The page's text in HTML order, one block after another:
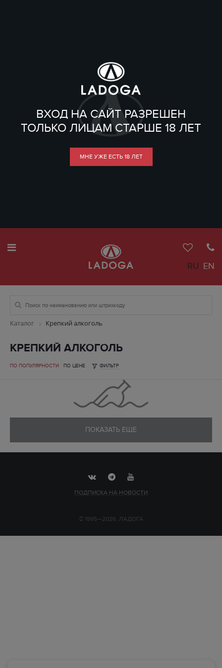
ВХОД НА САЙТ РАЗРЕШЕН
ТОЛЬКО ЛИЦАМ СТАРШЕ 18 ЛЕТ
МНЕ УЖЕ ЕСТЬ 18 ЛЕТ
RU EN
Каталог Крепкий алкоголь
КРЕПКИЙ АЛКОГОЛЬ
ПО ПОПУЛЯРНОСТИ ПО ЦЕНЕ ФИЛЬТР
ПОКАЗАТЬ ЕЩЕ
ПОДПИСКА НА НОВОСТИ
© 1995—2026, ЛАДОГА